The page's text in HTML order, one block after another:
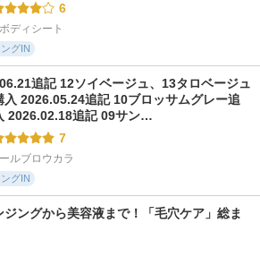
6
ディシート
グIN
追記 12ソイベージュ、13タロベージュ
入 2026.05.24追記 10ブロッサムグレー追
2026.02.18追記 09サン…
7
ルブロウカラ
グIN
ジングから美容液まで！「毛穴ケア」総ま